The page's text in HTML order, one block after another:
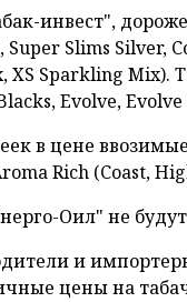
инвест",
Super Slims Silver,
XS Sparkling
Evolve, Evolve
в цене
Rich (Coast,
Оил" не
и
цены на